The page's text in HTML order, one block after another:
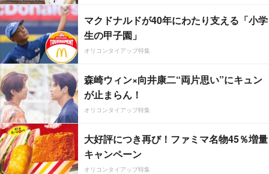
マクドナルドが40年にわたり支える「小学
生の甲子園」
オリコンタイアップ特集
森崎ウィン×向井康二“両片思い”にキュン
が止まらん！
オリコンタイアップ特集
大好評につき再び！ファミマ名物45％増量
キャンペーン
オリコンタイアップ特集